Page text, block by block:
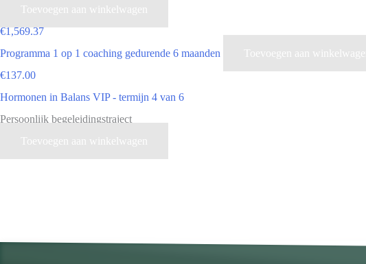
Toevoegen aan winkelwagen
€1,569.37
Programma 1 op 1 coaching gedurende 6 maanden
Toevoegen aan winkelwagen
€137.00
Hormonen in Balans VIP - termijn 4 van 6
Persoonlijk begeleidingstraject
Toevoegen aan winkelwagen